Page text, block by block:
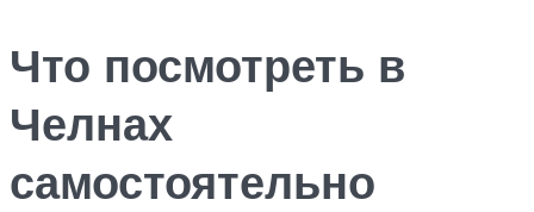
Что посмотреть в
Челнах
самостоятельно